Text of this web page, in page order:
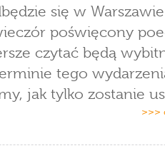
się w Warszawie
poświęcony
czytać będą
tego
jak tylko zostanie
>>>